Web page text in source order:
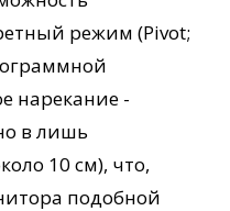
режим (Pivot;
нарекание -
в лишь
10 см), что,
подобной